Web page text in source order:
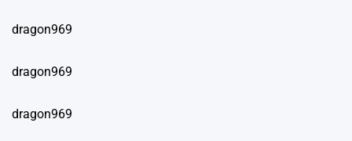
dragon969
dragon969
dragon969